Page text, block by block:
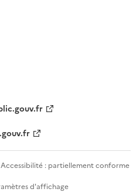
Accessibilité : partiellement conforme
d'affichage